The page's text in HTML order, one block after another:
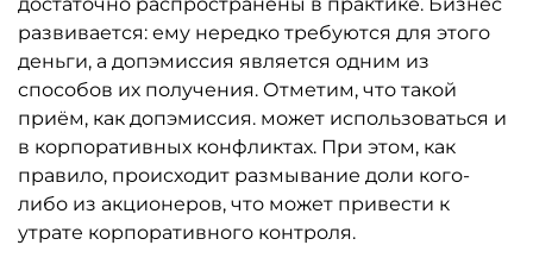
развивается: ему нередко требуются для этого
деньги, а допэмиссия является одним из
способов их получения. Отметим, что такой
приём, как допэмиссия. может использоваться и
в корпоративных конфликтах. При этом, как
правило, происходит размывание доли кого-
либо из акционеров, что может привести к
утрате корпоративного контроля.